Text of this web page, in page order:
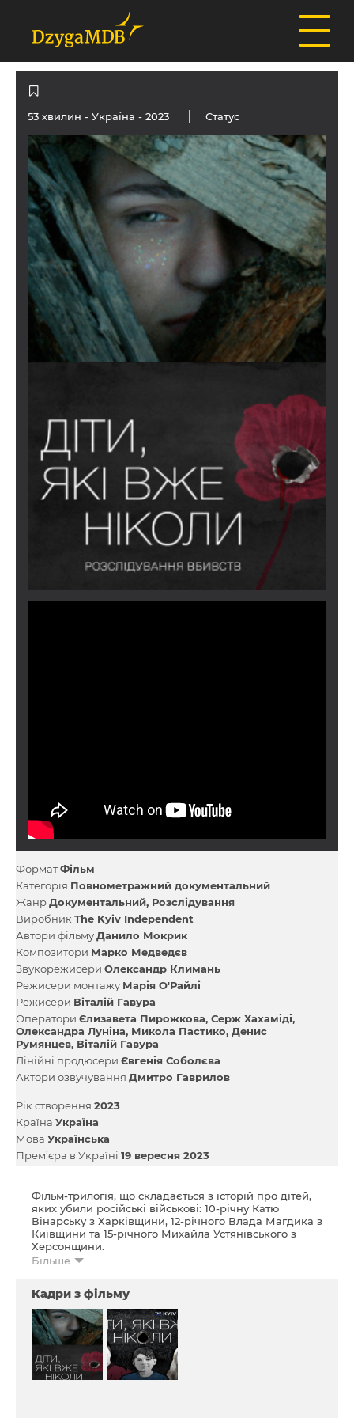
53 хвилин - Україна - 2023 Статус
ФорматФільм
Категорія Повнометражний документальний
ЖанрДокументальний Розслідування
Виробник The Kyiv Independent
Автори фільмуДанило Мокрик
Композитори Марко Медведєв
Звукорежисери Олександр Климань
Режисери монтажу Марія О'Райлі
Режисери Віталій Гавура
Оператори Єлизавета Пирожкова Серж Хахаміді
Олександра Луніна Микола Пастико Денис
Румянцев Віталій Гавура
Лінійні продюсери Євгенія Соболєва
Актори озвучування Дмитро Гаврилов
Рік створення 2023
Країна Україна
Мова Українська
Прем’єра в Україні 19 вересня 2023
Фільм-трилогія, що складається з історій про дітей,
яких убили російські військові: 10-річну Катю
Вінарську з Харківщини, 12-річного Влада Магдика з
Київщини та 15-річного Михайла Устянівського з
Херсонщини.
безпосередніми свідками їх убивств. У одному з
випадків журналісти-розслідувачі змогли навіть
встановити осіб, причетних до вбивства.
Більше
Кадри з фільму